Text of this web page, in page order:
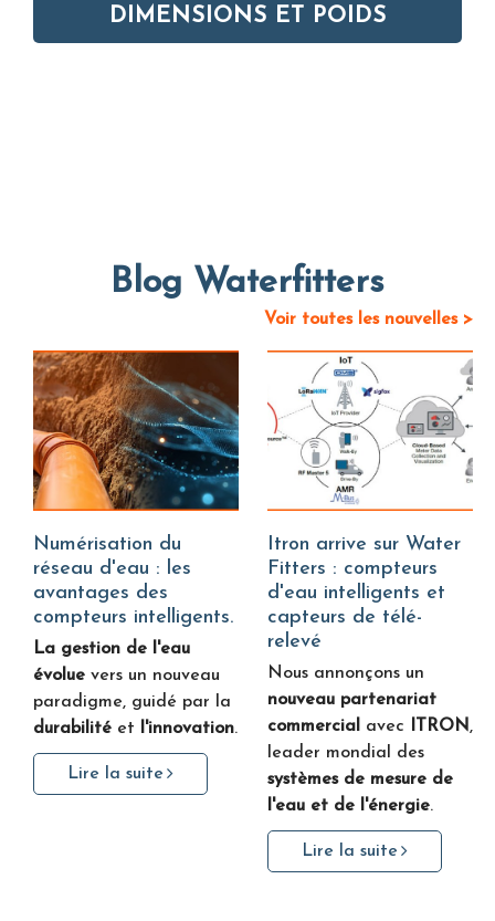
DIMENSIONS ET POIDS
Blog Waterfitters
Voir toutes les nouvelles >
Numérisation du
réseau d'eau : les
avantages des
compteurs intelligents.
La gestion de l'eau
évolue vers un nouveau
paradigme, guidé par la
durabilité et l'innovation.
Lire la suite
Itron arrive sur Water
Fitters : compteurs
d'eau intelligents et
capteurs de télé-
relevé
Nous annonçons un
nouveau partenariat
commercial
avec ITRON,
leader mondial des
systèmes de mesure de
l'eau et de l'énergie.
Lire la suite